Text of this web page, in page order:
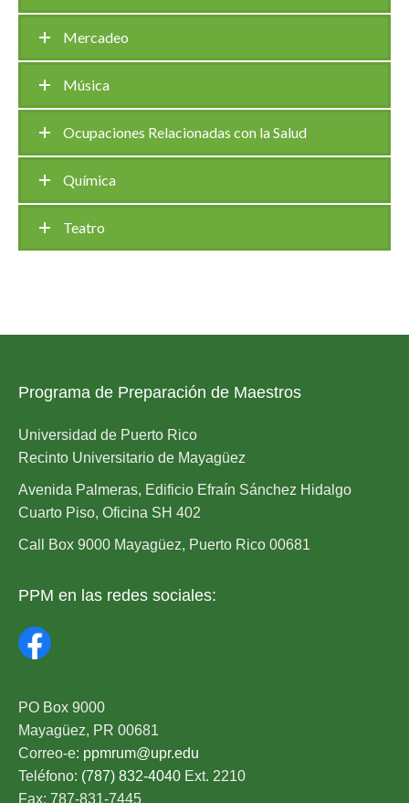
Mercadeo
Música
Ocupaciones Relacionadas con la Salud
Química
Teatro
Programa de Preparación de Maestros
Universidad de Puerto Rico
Recinto Universitario de Mayagüez
Avenida Palmeras, Edificio Efraín Sánchez Hidalgo
Cuarto Piso, Oficina SH 402
Call Box 9000 Mayagüez, Puerto Rico 00681
PPM en las redes sociales:
PO Box 9000
Mayagüez, PR 00681
Correo-e: ppmrum@upr.edu
Teléfono: (787) 832-4040 Ext. 2210
Fax: 787-831-7445